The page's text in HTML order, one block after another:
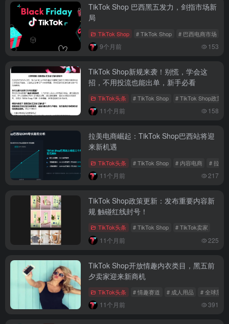
TikTok Shop 巴西黑五发力，剑指市场新
局
TikTok Shop # TikTok Shop # 巴西电商市场
9个月前 153
TikTok Shop新规来袭！别慌，学会这
招，不用投流也能出单，新手必看
TikTok头条 # TikTok Shop # TikTok Shop政策
11个月前 158
拉美电商崛起：TikTok Shop巴西站将迎
来新机遇
TikTok头条 # TikTok Shop # 内容电商 # 拉美
11个月前 217
TikTok Shop政策更新：发布重要内容新
规 触碰红线封号！
TikTok头条 # TikTok Shop # TikTok卖家
11个月前 225
TikTok Shop开放情趣内衣类目，黑五前
夕卖家迎来新商机
TikTok头条 # 情趣赛道 # 成人用品 # 全球黑五
11个月前 391